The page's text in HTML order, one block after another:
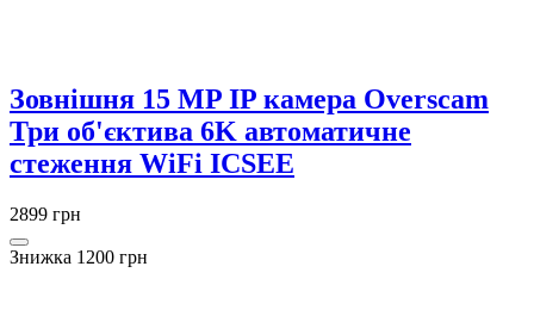
Зовнішня 15 MP IP камера Overscam
Три об'єктива 6K автоматичне
стеження WiFi ICSEE
2899 грн
Знижка 1200 грн